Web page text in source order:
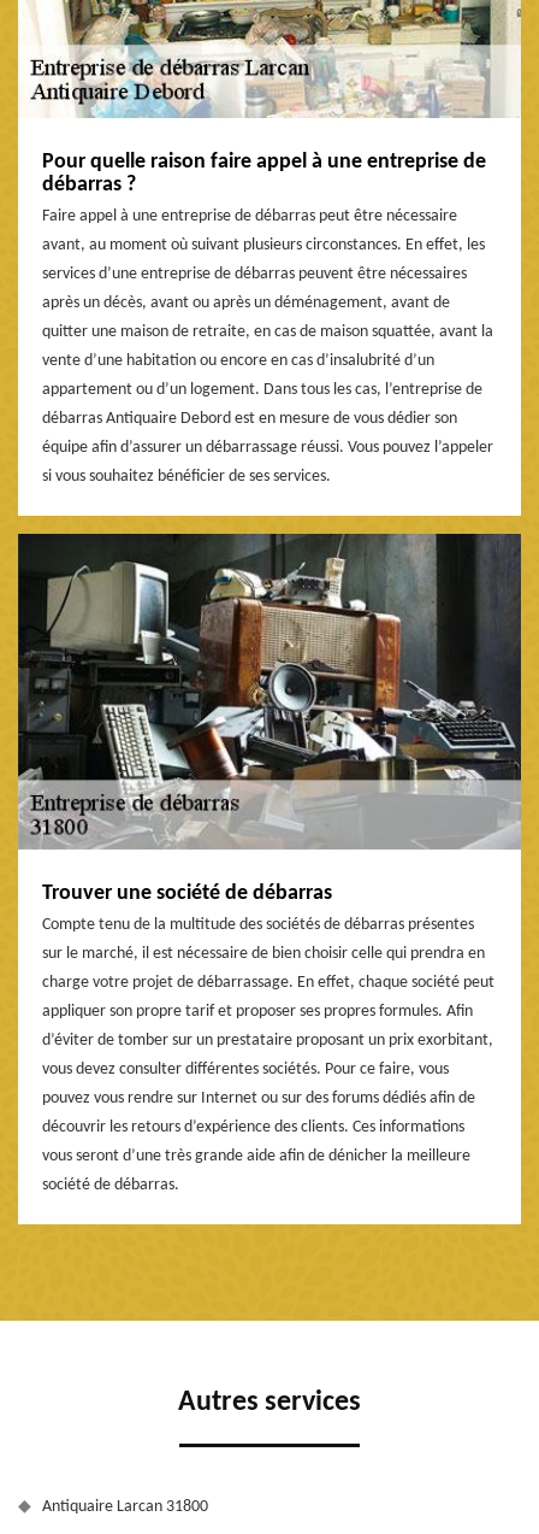
Pour quelle raison faire appel à une entreprise de
débarras ?
Faire appel à une entreprise de débarras peut être nécessaire
avant, au moment où suivant plusieurs circonstances. En effet, les
services d’une entreprise de débarras peuvent être nécessaires
après un décès, avant ou après un déménagement, avant de
quitter une maison de retraite, en cas de maison squattée, avant la
vente d’une habitation ou encore en cas d’insalubrité d’un
appartement ou d’un logement. Dans tous les cas, l’entreprise de
débarras Antiquaire Debord est en mesure de vous dédier son
équipe afin d’assurer un débarrassage réussi. Vous pouvez l’appeler
si vous souhaitez bénéficier de ses services.
Trouver une société de débarras
Compte tenu de la multitude des sociétés de débarras présentes
sur le marché, il est nécessaire de bien choisir celle qui prendra en
charge votre projet de débarrassage. En effet, chaque société peut
appliquer son propre tarif et proposer ses propres formules. Afin
d’éviter de tomber sur un prestataire proposant un prix exorbitant,
vous devez consulter différentes sociétés. Pour ce faire, vous
pouvez vous rendre sur Internet ou sur des forums dédiés afin de
découvrir les retours d’expérience des clients. Ces informations
vous seront d’une très grande aide afin de dénicher la meilleure
société de débarras.
Autres services
Antiquaire Larcan 31800